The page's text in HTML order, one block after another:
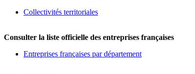
Collectivités territoriales
Consulter la liste officielle des entreprises françaises
Entreprises françaises par département